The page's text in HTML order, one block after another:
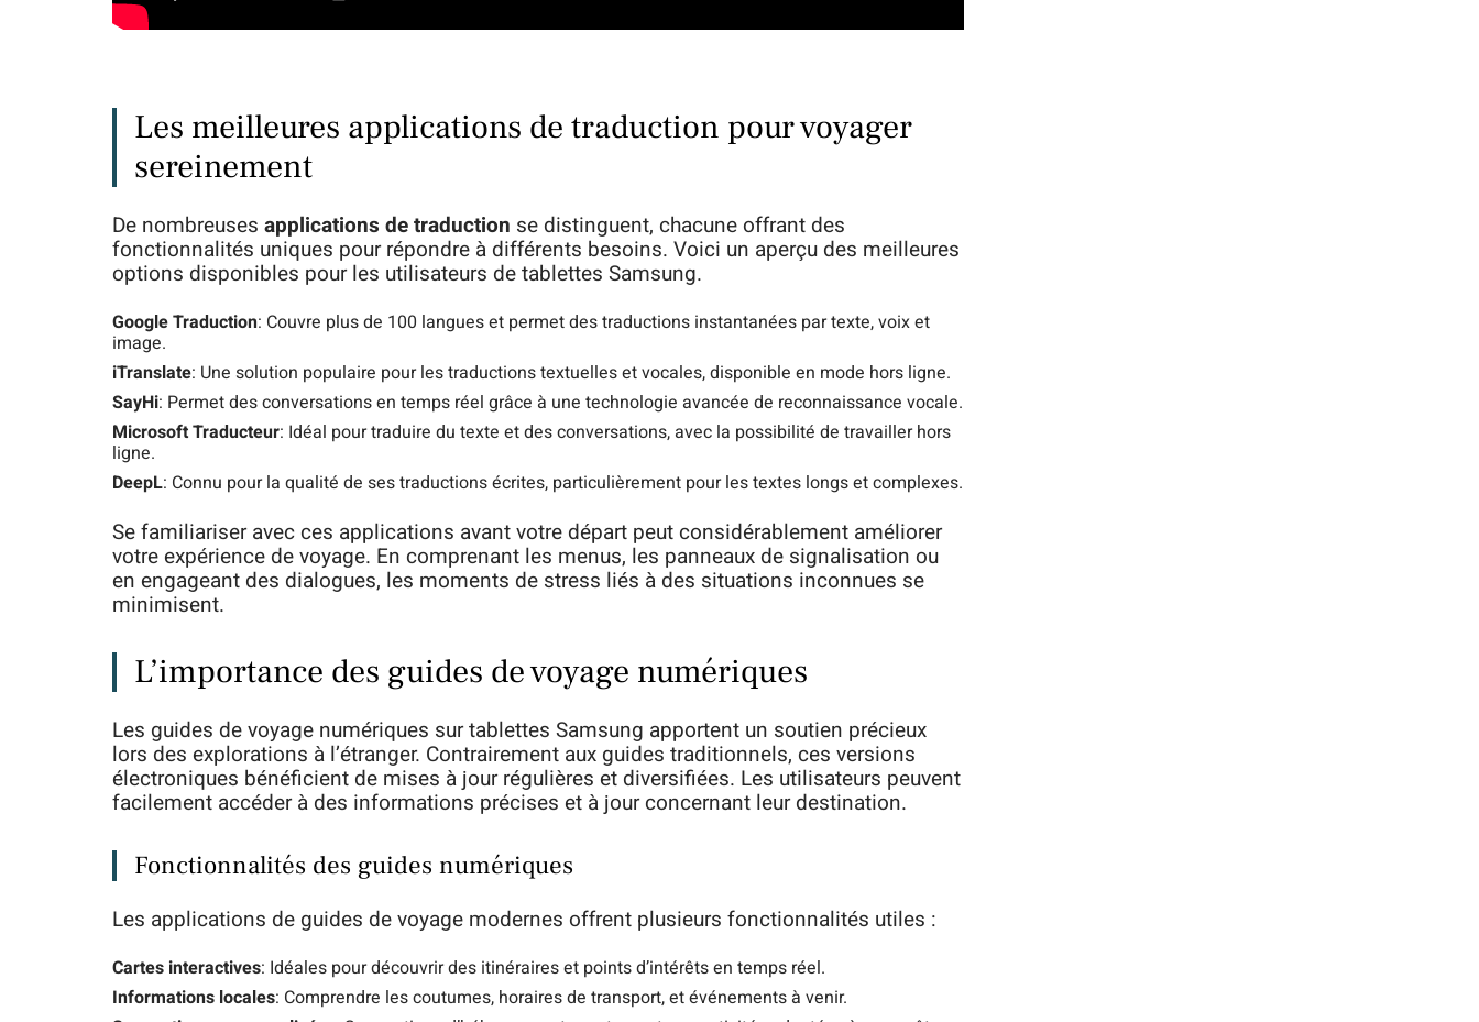
Les meilleures applications de traduction pour voyager
sereinement
De nombreuses applications de traduction se distinguent, chacune offrant des
fonctionnalités uniques pour répondre à différents besoins. Voici un aperçu des meilleures
options disponibles pour les utilisateurs de tablettes Samsung.
Google Traduction: Couvre plus de 100 langues et permet des traductions instantanées par texte, voix et
image.
iTranslate: Une solution populaire pour les traductions textuelles et vocales, disponible en mode hors ligne.
SayHi: Permet des conversations en temps réel grâce à une technologie avancée de reconnaissance vocale.
Microsoft Traducteur: Idéal pour traduire du texte et des conversations, avec la possibilité de travailler hors
ligne.
DeepL: Connu pour la qualité de ses traductions écrites, particulièrement pour les textes longs et complexes.
Se familiariser avec ces applications avant votre départ peut considérablement améliorer
votre expérience de voyage. En comprenant les menus, les panneaux de signalisation ou
en engageant des dialogues, les moments de stress liés à des situations inconnues se
minimisent.
L’importance des guides de voyage numériques
Les guides de voyage numériques sur tablettes Samsung apportent un soutien précieux
lors des explorations à l’étranger. Contrairement aux guides traditionnels, ces versions
électroniques bénéficient de mises à jour régulières et diversifiées. Les utilisateurs peuvent
facilement accéder à des informations précises et à jour concernant leur destination.
Fonctionnalités des guides numériques
Les applications de guides de voyage modernes offrent plusieurs fonctionnalités utiles :
Cartes interactives: Idéales pour découvrir des itinéraires et points d’intérêts en temps réel.
Informations locales: Comprendre les coutumes, horaires de transport, et événements à venir.